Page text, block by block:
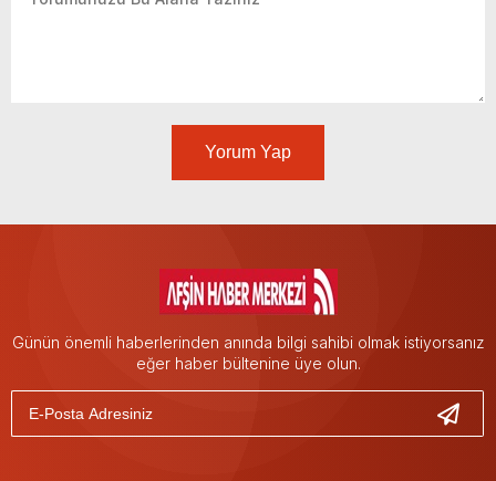
Yorum Yap
Günün önemli haberlerinden anında bilgi sahibi olmak istiyorsanız
eğer haber bültenine üye olun.